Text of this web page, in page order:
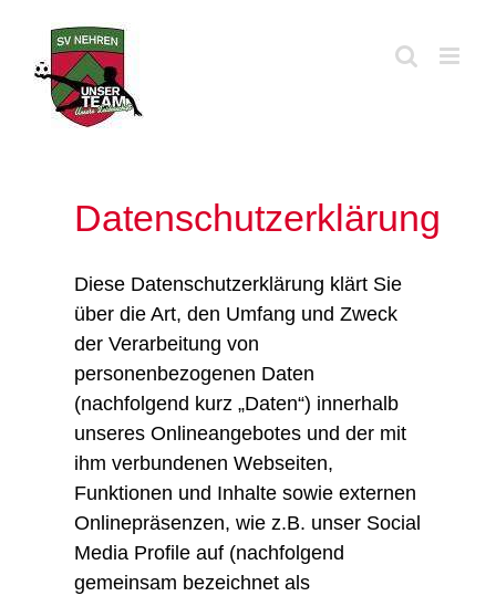
springen
Datenschutzerklärung
Diese Datenschutzerklärung klärt Sie
über die Art, den Umfang und Zweck
der Verarbeitung von
personenbezogenen Daten
(nachfolgend kurz „Daten“) innerhalb
unseres Onlineangebotes und der mit
ihm verbundenen Webseiten,
Funktionen und Inhalte sowie externen
Onlinepräsenzen, wie z.B. unser Social
Media Profile auf (nachfolgend
gemeinsam bezeichnet als